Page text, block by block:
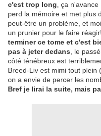
c'est trop long , ça
perd la mémoire et met plus
peut-être un problème, et
un prunier pour le faire réagir!
terminer ce tome et c'est
pas à jeter dedans , le
côté ténébreux est
Breed-Liv est mimi tout
on a envie de percer les
Bref je lirai la suite, mais